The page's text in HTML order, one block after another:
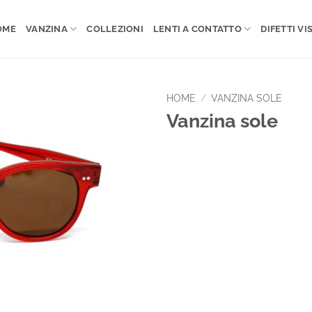
VANZINA COLLEZIONI LENTI A CONTATTO DIFETTI
HOME / VANZINA SOLE
Vanzina sole